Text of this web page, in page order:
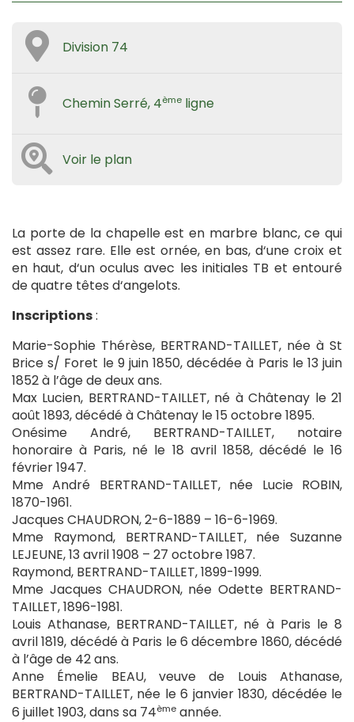
Division 74
Chemin Serré, 4ème ligne
Voir le plan
La porte de la chapelle est en marbre blanc, ce qui
est assez rare. Elle est ornée, en bas, d‘une croix et
en haut, d‘un oculus avec les initiales TB et entouré
de quatre têtes d‘angelots.
Inscriptions:
Marie-Sophie Thérèse, BERTRAND-TAILLET, née à St
Brice s/ Foret le 9 juin 1850, décédée à Paris le 13 juin
1852 à l’âge de deux ans.
Max Lucien, BERTRAND-TAILLET, né à Châtenay le 21
août 1893, décédé à Châtenay le 15 octobre 1895.
Onésime André, BERTRAND-TAILLET, notaire
honoraire à Paris, né le 18 avril 1858, décédé le 16
février 1947.
Mme André BERTRAND-TAILLET, née Lucie ROBIN,
1870-1961.
Jacques CHAUDRON, 2-6-1889 – 16-6-1969.
Mme Raymond, BERTRAND-TAILLET, née Suzanne
LEJEUNE, 13 avril 1908 – 27 octobre 1987.
Raymond, BERTRAND-TAILLET, 1899-1999.
Mme Jacques CHAUDRON, née Odette BERTRAND-
TAILLET, 1896-1981.
Louis Athanase, BERTRAND-TAILLET, né à Paris le 8
avril 1819, décédé à Paris le 6 décembre 1860, décédé
à l’âge de 42 ans.
Anne Émelie BEAU, veuve de Louis Athanase,
BERTRAND-TAILLET, née le 6 janvier 1830, décédée le
6 juillet 1903, dans sa 74ème année.